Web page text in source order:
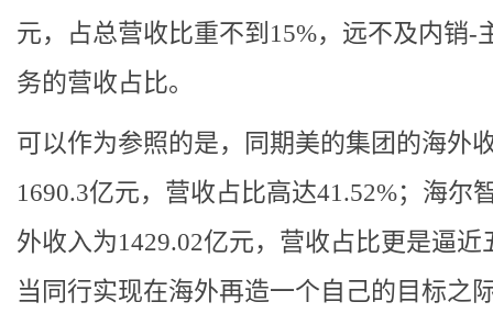
元，占总营收比重不到15%，远不及内销-
务的营收占比。
可以作为参照的是，同期美的集团的海外
1690.3亿元，营收占比高达41.52%；海尔
外收入为1429.02亿元，营收占比更是逼近
当同行实现在海外再造一个自己的目标之